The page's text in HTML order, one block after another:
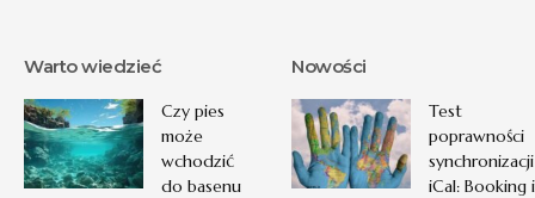
Warto wiedzieć
Czy pies
może
wchodzić
do basenu
Nowości
Test
poprawności
synchronizacji
iCal: Booking i